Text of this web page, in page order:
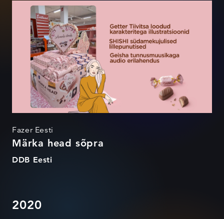
Märka head sõpra
Fazer Eesti
Märka head sõpra
DDB Eesti
2020